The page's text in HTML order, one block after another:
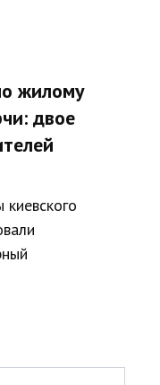
жилому
двое